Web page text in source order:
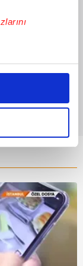
özel
yaparken
sunmak
adına
noktada,
tek gelir
vermedikleri
İnternet